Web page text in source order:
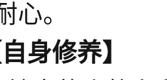
心。
自身修养】